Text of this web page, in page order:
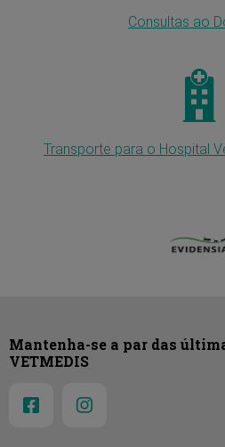
Consultas ao
Transporte para o Hospital
Mantenha-se a par das
VETMEDIS